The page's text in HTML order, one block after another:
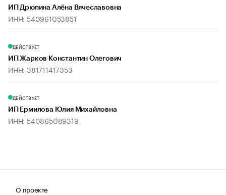
ИП Дрюпина Алёна Вячеславовна
ИНН: 540961053851
ДЕЙСТВУЕТ
ИП Жарков Константин Олегович
ИНН: 381711417353
ДЕЙСТВУЕТ
ИП Ермилова Юлия Михайловна
ИНН: 540865089319
О проекте